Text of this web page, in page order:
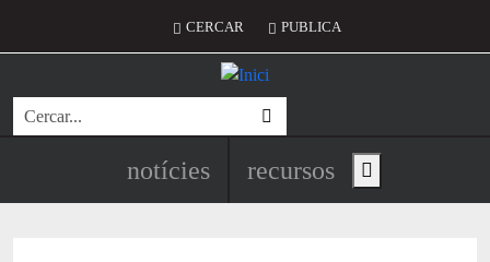
Menú del compte d'usuari
CERCAR PUBLICA
Cerca
Navegació principal de
notícies recursos Show main menu